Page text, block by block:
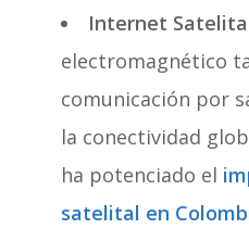
Internet
electromagnético
comunicación por
la conectividad
ha potenciado el
satelital en